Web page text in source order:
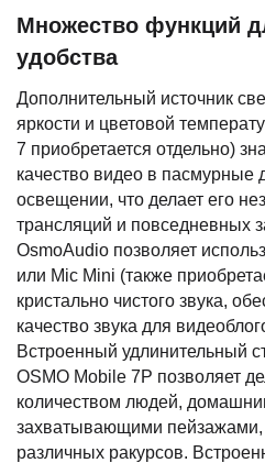
Множество функций
удобства
Дополнительный источник
яркости и цветовой
7 приобретается отдельно)
качество видео в пасмурные
освещении, что делает его
трансляций и повседневных
OsmoAudio позволяет
или Mic Mini (также
кристально чистого звука,
качество звука для
Встроенный удлинительный
OSMO Mobile 7P позволяет
количеством людей,
захватывающими пейзажами,
различных ракурсов.